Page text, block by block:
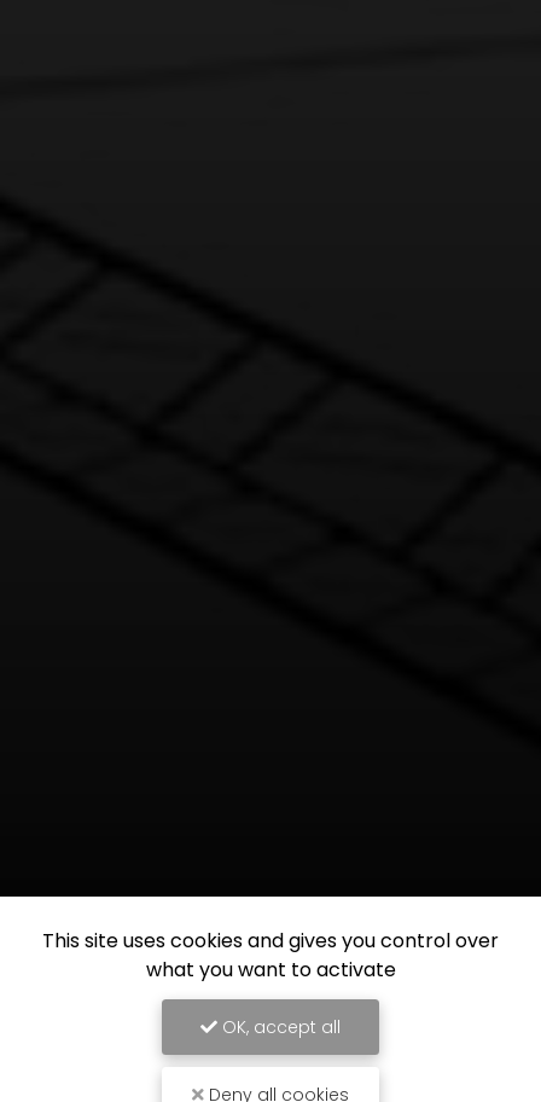
This site uses cookies and gives you control over
what you want to activate
OK, accept all
Deny all cookies